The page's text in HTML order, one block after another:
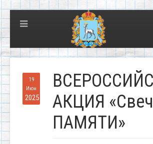
19
Июн
2025
АКЦИЯ
ПАМЯТИ»